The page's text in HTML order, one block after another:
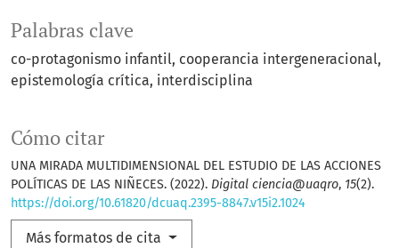
Palabras clave
co-protagonismo infantil cooperancia intergeneracional
epistemología crítica interdisciplina
Cómo citar
UNA MIRADA MULTIDIMENSIONAL DEL ESTUDIO DE LAS ACCIONES
POLÍTICAS DE LAS NIÑECES. (2022). Digital ciencia@uaqro, 15(2).
https://doi.org/10.61820/dcuaq.2395-8847.v15i2.1024
Más formatos de cita